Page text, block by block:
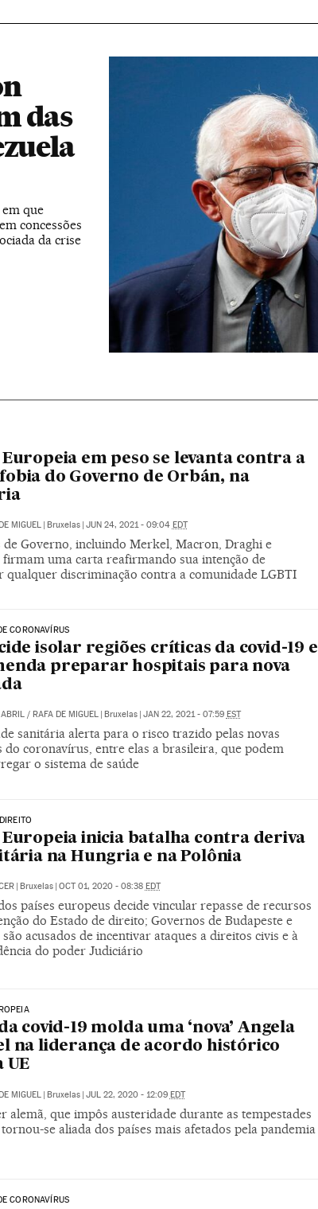
das
que
concessões
da crise
Europeia em peso se levanta contra a
do Governo de Orbán, na
MIGUEL | Bruxelas | JUN 24, 2021 - 09:04 EDT
de Governo, incluindo Merkel, Macron, Draghi e
firmam uma carta reafirmando sua intenção de
qualquer discriminação contra a comunidade LGBTI
CORONAVÍRUS
isolar regiões críticas da covid-19 e
preparar hospitais para nova
/ RAFA DE MIGUEL Bruxelas JAN 22, 2021 - 07:59 EST
sanitária alerta para o risco trazido pelas novas
do coronavírus, entre elas a brasileira, que podem
o sistema de saúde
Europeia inicia batalha contra deriva
na Hungria e na Polônia
| Bruxelas | OCT 01, 2020 - 08:38 EDT
países europeus decide vincular repasse de recursos
do Estado de direito; Governos de Budapeste e
acusados de incentivar ataques a direitos civis e à
do poder Judiciário
covid-19 molda uma ‘nova’ Angela
na liderança de acordo histórico
UE
MIGUEL | Bruxelas | JUL 22, 2020 - 12:09 EDT
alemã, que impôs austeridade durante as tempestades
se aliada dos países mais afetados pela pandemia
CORONAVÍRUS